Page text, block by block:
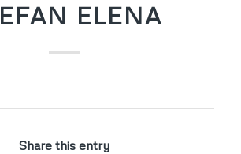
ELENA
Share this entry